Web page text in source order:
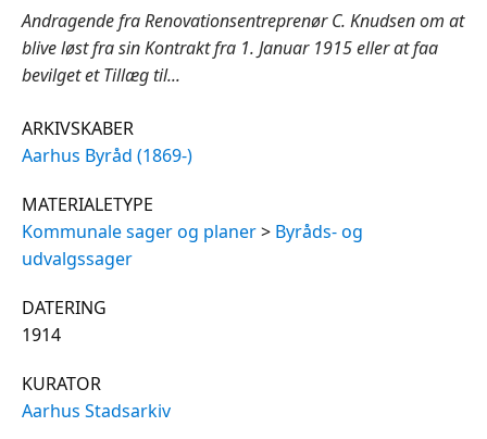
Andragende fra Renovationsentreprenør C. Knudsen om at
blive løst fra sin Kontrakt fra 1. Januar 1915 eller at faa
bevilget et Tillæg til...
ARKIVSKABER
Aarhus Byråd (1869-)
MATERIALETYPE
Kommunale sager og planer> Byråds- og
udvalgssager
DATERING
1914
KURATOR
Aarhus Stadsarkiv